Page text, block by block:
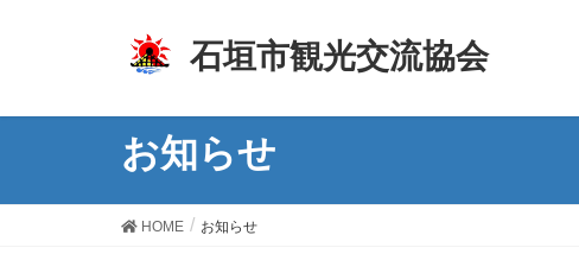
石垣市観光交流協会
お知らせ
HOME お知らせ